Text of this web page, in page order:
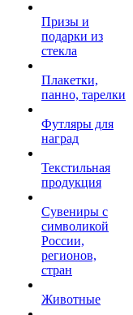
Призы и
подарки из
стекла
Плакетки,
панно, тарелки
Футляры для
наград
Текстильная
продукция
Сувениры с
символикой
России,
регионов,
стран
Животные